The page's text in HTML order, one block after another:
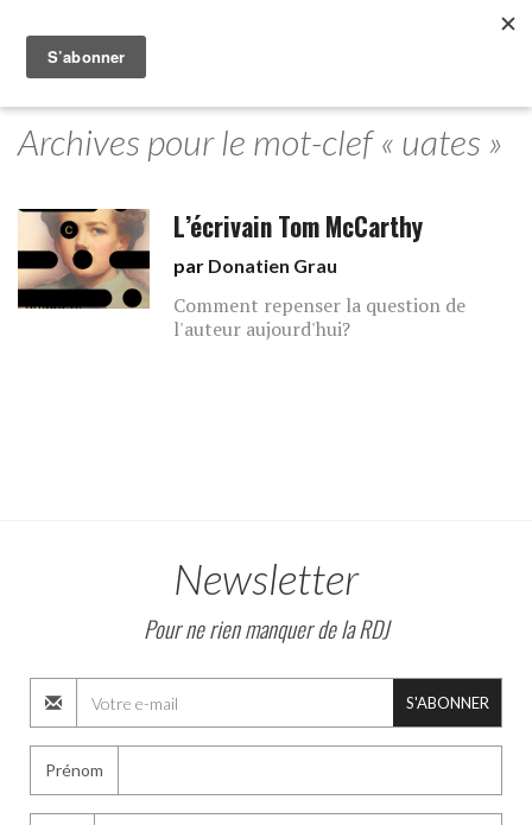
Archives pour le mot-clef « uates »
L’écrivain Tom McCarthy
par Donatien Grau
Comment repenser la question de
l'auteur aujourd'hui?
Newsletter
Pour ne rien manquer de la RDJ
S'ABONNER
Prénom